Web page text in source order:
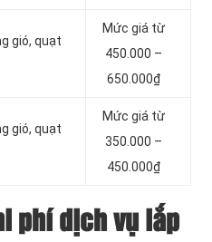
gió, quạt
Mức giá từ
450.000 –
650.000₫
gió, quạt
Mức giá từ
350.000 –
450.000₫
phí dịch vụ lắp